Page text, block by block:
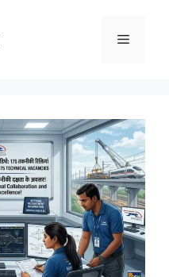
Menu